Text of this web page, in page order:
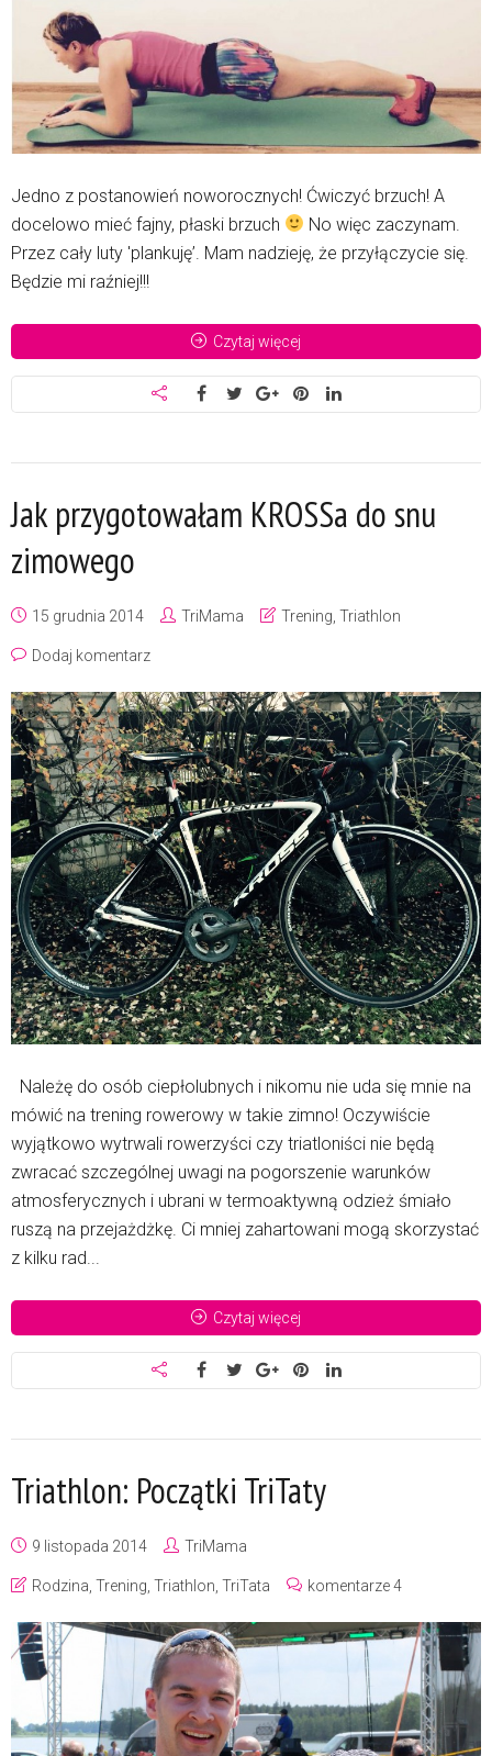
Jedno z postanowień noworocznych! Ćwiczyć brzuch! A
docelowo mieć fajny, płaski brzuch
No więc zaczynam.
Przez cały luty 'plankuję’. Mam nadzieję, że przyłączycie się.
Będzie mi raźniej!!!
Czytaj więcej
Jak przygotowałam KROSSa do snu
zimowego
15 grudnia 2014 TriMama Trening Triathlon
Dodaj komentarz
Należę do osób ciepłolubnych i nikomu nie uda się mnie na
mówić na trening rowerowy w takie zimno! Oczywiście
wyjątkowo wytrwali rowerzyści czy triatloniści nie będą
zwracać szczególnej uwagi na pogorszenie warunków
atmosferycznych i ubrani w termoaktywną odzież śmiało
ruszą na przejażdżkę. Ci mniej zahartowani mogą skorzystać
z kilku rad...
Czytaj więcej
Triathlon: Początki TriTaty
9 listopada 2014 TriMama
Rodzina Trening Triathlon TriTata komentarze 4